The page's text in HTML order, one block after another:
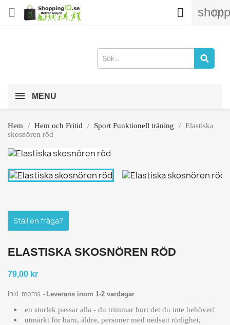
 (0)

MENU
Hem Hem och Fritid Sport Funktionell träning
Elastiska
skosnören röd
Ställ en fråga?
ELASTISKA SKOSNÖREN RÖD
79,00 kr
Inkl. moms Leverans inom 1-2 vardagar
en storlek passar alla - du trimmar bort det du inte behöver!
utmärkt för barn, äldre, personer med nedsatt rörlighet,